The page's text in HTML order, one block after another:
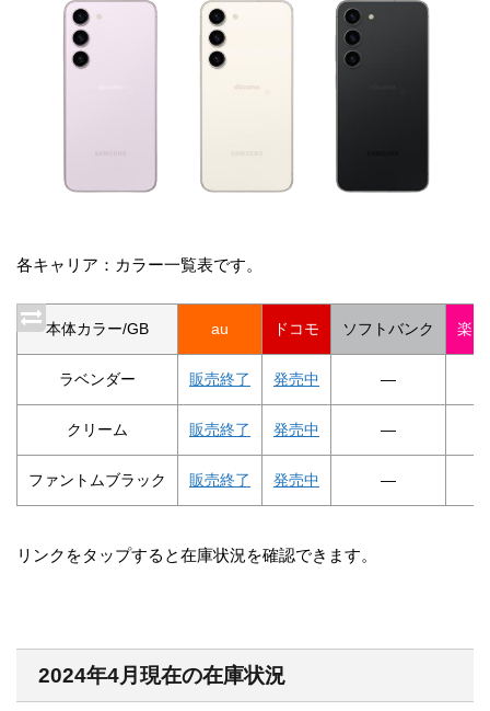
各キャリア：カラー一覧表です。
本体カラー/GB au ドコモ ソフトバンク 楽
ラベンダー 販売終了 発売中 ―
クリーム 販売終了 発売中 ―
ファントムブラック 販売終了 発売中 ―
リンクをタップすると在庫状況を確認できます。
2024年4月現在の在庫状況